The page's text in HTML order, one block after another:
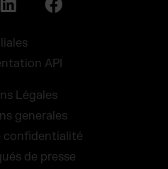
API
Légales
generales
confidentialité
de presse